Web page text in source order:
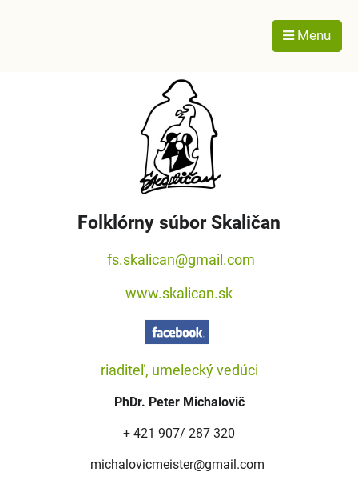
Menu
Folklórny súbor Skaličan
fs.skalican@gmail.com
www.skalican.sk
riaditeľ, umelecký vedúci
PhDr. Peter Michalovič
+ 421 907/ 287 320
michalovicmeister@gmail.com